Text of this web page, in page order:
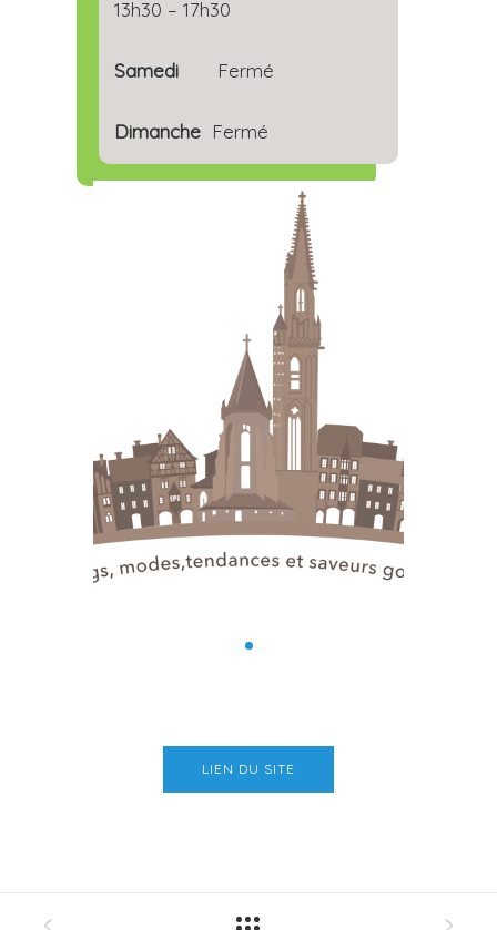
13h30 – 17h30
Samedi Fermé
Dimanche Fermé
LIEN DU SITE